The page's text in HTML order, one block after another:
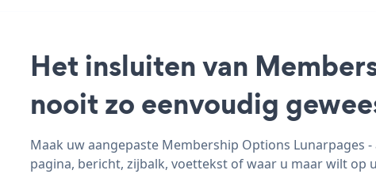
Het insluiten van
nooit zo eenvoudig
Maak uw aangepaste Membership Options Lunarpages
pagina, bericht, zijbalk, voettekst of waar u maar wilt op